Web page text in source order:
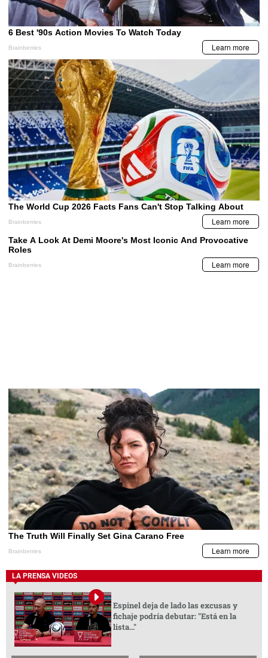
LA PRENSA VIDEOS
Espinel deja de lado las excusas y
fichaje podría debutar: "Está en la
lista..."